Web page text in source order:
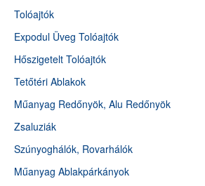
Tolóajtók
Expodul Üveg Tolóajtók
Hőszigetelt Tolóajtók
Tetőtéri Ablakok
Műanyag Redőnyök, Alu Redőnyök
Zsaluziák
Szúnyoghálók, Rovarhálók
Műanyag Ablakpárkányok